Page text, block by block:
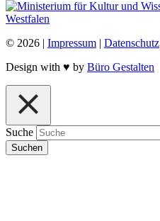
© 2026 | Impressum | Datenschutz
Design with ♥ by Büro Gestalten
Suche
Suchen